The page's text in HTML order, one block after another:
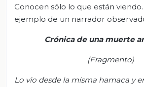
Conocen sólo lo que están
ejemplo de un narrador
Crónica de una muerte
(Fragmento)
Lo vio desde la misma hamaca y